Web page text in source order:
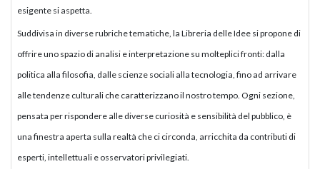
esigente si aspetta.
Suddivisa in diverse rubriche tematiche, la Libreria delle Idee si propone di
offrire uno spazio di analisi e interpretazione su molteplici fronti: dalla
politica alla filosofia, dalle scienze sociali alla tecnologia, fino ad arrivare
alle tendenze culturali che caratterizzano il nostro tempo. Ogni sezione,
pensata per rispondere alle diverse curiosità e sensibilità del pubblico, è
una finestra aperta sulla realtà che ci circonda, arricchita da contributi di
esperti, intellettuali e osservatori privilegiati.